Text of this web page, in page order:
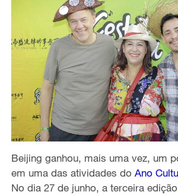
Beijing ganhou, mais uma vez, um
em uma das atividades do Ano
No dia 27 de junho, a terceira